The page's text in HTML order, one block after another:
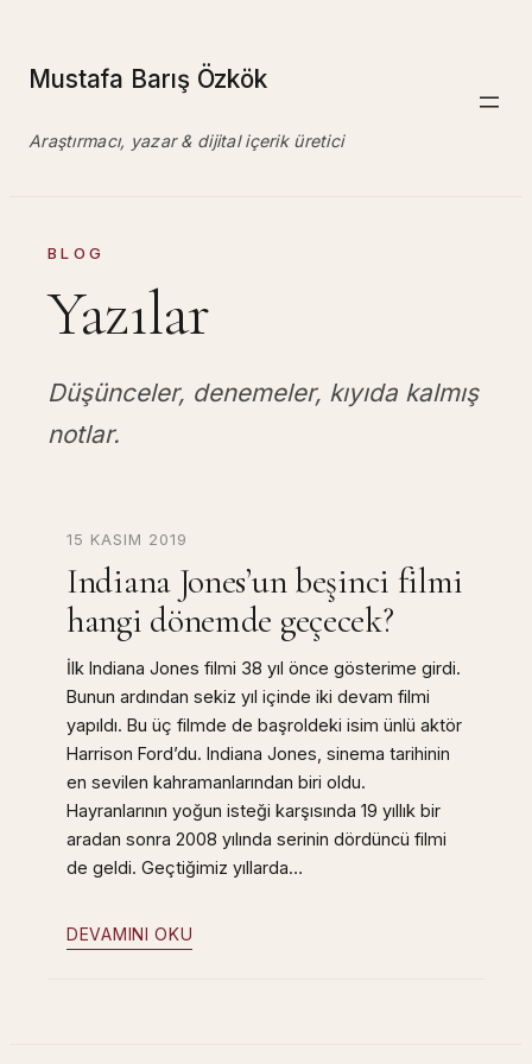
Mustafa Barış Özkök
Araştırmacı, yazar & dijital içerik üretici
BLOG
Yazılar
Düşünceler, denemeler, kıyıda kalmış
notlar.
15 KASIM 2019
Indiana Jones’un beşinci filmi
hangi dönemde geçecek?
İlk Indiana Jones filmi 38 yıl önce gösterime girdi.
Bunun ardından sekiz yıl içinde iki devam filmi
yapıldı. Bu üç filmde de başroldeki isim ünlü aktör
Harrison Ford’du. Indiana Jones, sinema tarihinin
en sevilen kahramanlarından biri oldu.
Hayranlarının yoğun isteği karşısında 19 yıllık bir
aradan sonra 2008 yılında serinin dördüncü filmi
de geldi. Geçtiğimiz yıllarda…
DEVAMINI OKU